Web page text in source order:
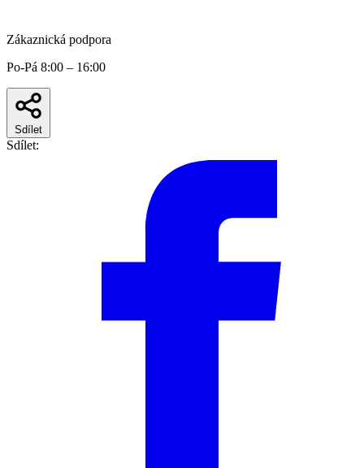
Zákaznická podpora
Po-Pá 8:00 – 16:00
Sdílet
Sdílet: